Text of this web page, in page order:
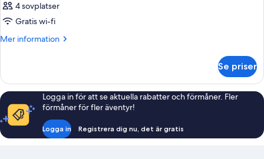
4 sovplatser
Gratis wi-fi
Mer information
Mer
Se priser
Logga in för att se aktuella rabatter och förmåner. Fler
förmåner för fler äventyr!
Logga in Registrera dig nu, det är gratis